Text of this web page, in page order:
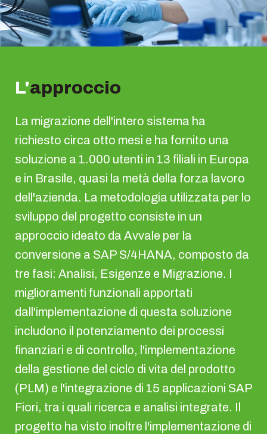
L'approccio
La migrazione dell'intero sistema ha
richiesto circa otto mesi e ha fornito una
soluzione a 1.000 utenti in 13 filiali in Europa
e in Brasile, quasi la metà della forza lavoro
dell'azienda. La metodologia utilizzata per lo
sviluppo del progetto consiste in un
approccio ideato da Avvale per la
conversione a SAP S/4HANA, composto da
tre fasi: Analisi, Esigenze e Migrazione. I
miglioramenti funzionali apportati
dall'implementazione di questa soluzione
includono il potenziamento dei processi
finanziari e di controllo, l'implementazione
della gestione del ciclo di vita del prodotto
(PLM) e l'integrazione di 15 applicazioni SAP
Fiori, tra i quali ricerca e analisi integrate. Il
progetto ha visto inoltre l'implementazione di